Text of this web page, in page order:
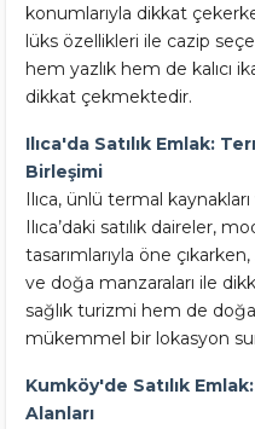
konumlarıyla dikkat
lüks özellikleri ile cazip
hem yazlık hem de kalıcı
dikkat çekmektedir.
Ilıca'da Satılık Emlak:
Birleşimi
Ilıca, ünlü termal
Ilıca’daki satılık daireler,
tasarımlarıyla öne
ve doğa manzaraları ile
sağlık turizmi hem de
mükemmel bir lokasyon
Kumköy'de Satılık
Alanları